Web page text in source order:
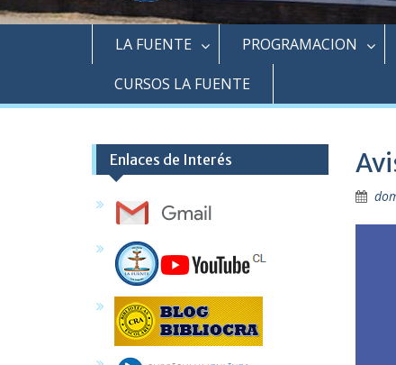
LA FUENTE PROGRAMACION
CURSOS LA FUENTE
Enlaces de Interés